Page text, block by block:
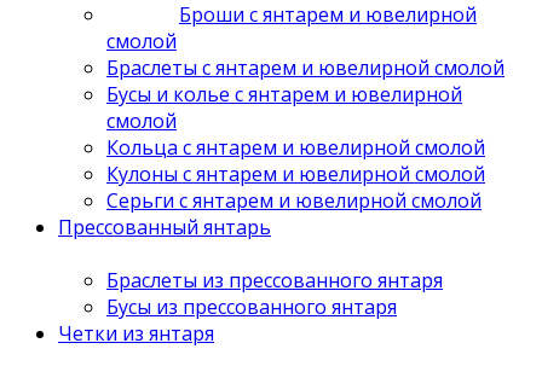
Броши с янтарем и ювелирной
смолой
Браслеты с янтарем и ювелирной смолой
Бусы и колье с янтарем и ювелирной
смолой
Кольца с янтарем и ювелирной смолой
Кулоны с янтарем и ювелирной смолой
Серьги с янтарем и ювелирной смолой
Прессованный янтарь
Браслеты из прессованного янтаря
Бусы из прессованного янтаря
Четки из янтаря